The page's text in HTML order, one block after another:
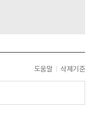
도움말 삭제기준